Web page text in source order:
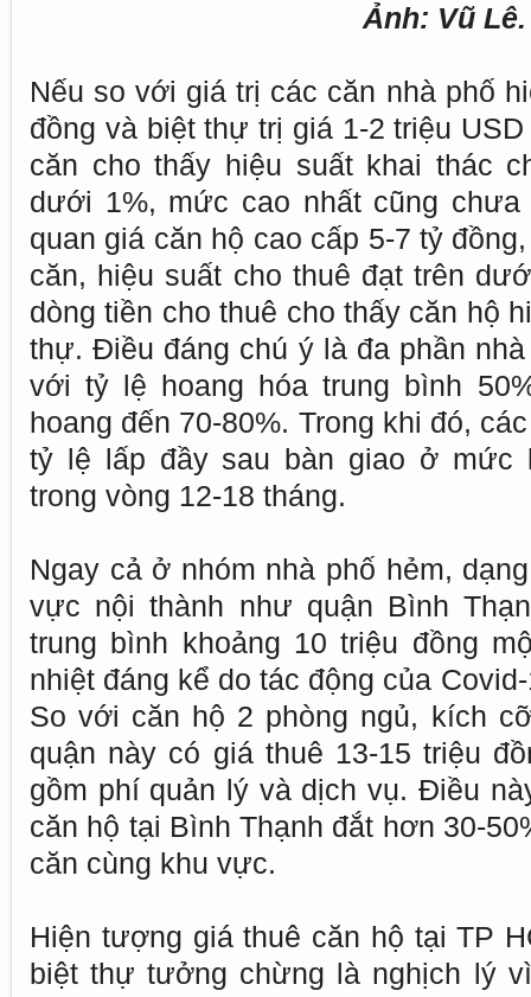
Ảnh: Vũ Lê.
Nếu so với giá trị các căn nhà phố
đồng và biệt thự trị giá 1-2 triệu
căn cho thấy hiệu suất khai thác
dưới 1%, mức cao nhất cũng
quan giá căn hộ cao cấp 5-7 tỷ
căn, hiệu suất cho thuê đạt trên
dòng tiền cho thuê cho thấy căn hộ
thự. Điều đáng chú ý là đa phần
với tỷ lệ hoang hóa trung bình
hoang đến 70-80%. Trong khi đó,
tỷ lệ lấp đầy sau bàn giao ở mức
trong vòng 12-18 tháng.
Ngay cả ở nhóm nhà phố hẻm,
vực nội thành như quận Bình
trung bình khoảng 10 triệu đồng
nhiệt đáng kể do tác động của
So với căn hộ 2 phòng ngủ, kích
quận này có giá thuê 13-15 triệu
gồm phí quản lý và dịch vụ. Điều
căn hộ tại Bình Thạnh đắt hơn 30-
căn cùng khu vực.
Hiện tượng giá thuê căn hộ tại TP
biệt thự tưởng chừng là nghịch lý